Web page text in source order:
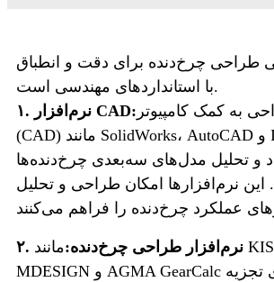
طراحی چرخ‌دنده برای دقت و انطباق
با استانداردهای مهندسی است.
۱. نرم‌افزار CAD: به کمک کامپیوتر
(CAD) مانند SolidWorks، AutoCAD و Inventor می‌توانند
و تحلیل مدل‌های سه‌بعدی چرخ‌دنده‌ها
این نرم‌افزارها امکان طراحی و تحلیل
۲. نرم‌افزار طراحی چرخ‌دنده:مانند KISSsoft،
MDESIGN و AGMA GearCalc که می‌توانند برای تجزیه